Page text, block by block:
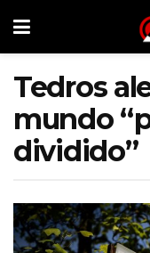
Tedros
mundo
dividido”